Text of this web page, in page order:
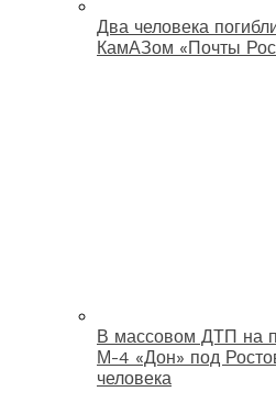
Два человека
КамАЗом «Почты
В массовом ДТП на
М-4 «Дон» под
человека